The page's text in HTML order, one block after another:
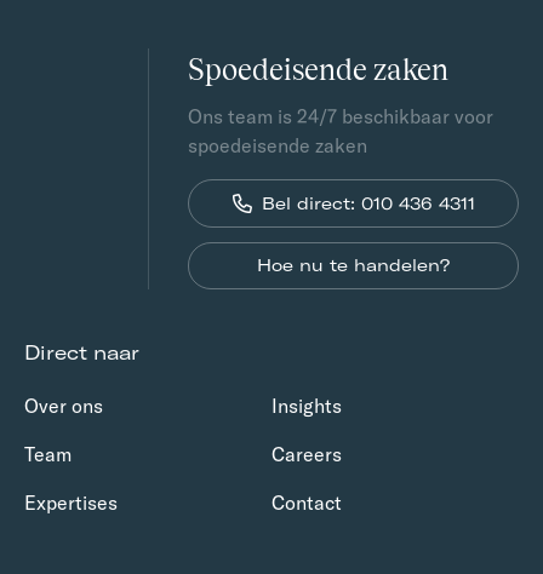
Spoedeisende zaken
Ons team is 24/7 beschikbaar voor
spoedeisende zaken
Bel direct: 010 436 4311
Hoe nu te handelen?
Direct naar
Over ons
Insights
Team
Careers
Expertises
Contact